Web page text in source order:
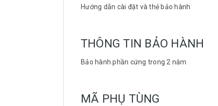
Hướng dẫn cài đặt và thẻ bảo hành
THÔNG TIN BẢO HÀNH
Bảo hành phần cứng trong 2 năm
MÃ PHỤ TÙNG